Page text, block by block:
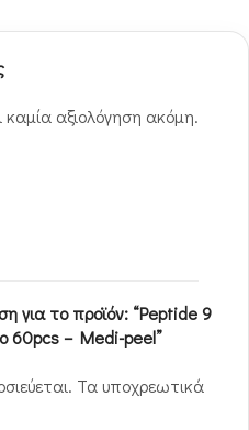
καμία αξιολόγηση ακόμη.
για το προϊόν: “Peptide 9
60pcs – Medi-peel”
Τα υποχρεωτικά